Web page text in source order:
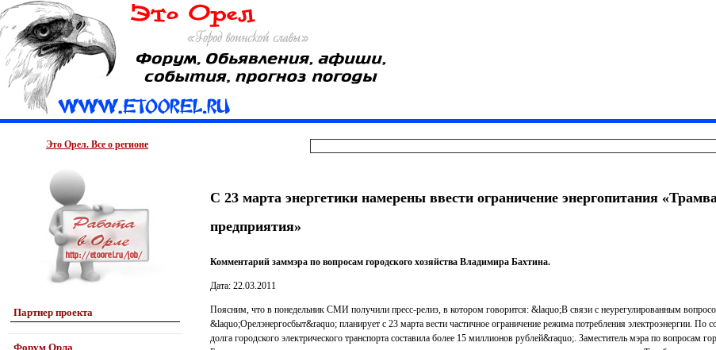
Это Орел. Все о регионе
Партнер проекта
Форум Орла
С 23 марта энергетики намерены ввести ограничение энергопитания
предприятия»
Комментарий заммэра по вопросам городского хозяйства Владимира Бахтина.
Дата: 22.03.2011
Поясним, что в понедельник СМИ получили пресс-релиз, в котором говорится: &laquo;В связи с неурегулированным
&laquo;Орелэнергосбыт&raquo; планирует с 23 марта вести частичное ограничение режима потребления электроэнергии. По
долга городского электрического транспорта составила более 15 миллионов рублей&raquo;. Заместитель мэра по вопросам